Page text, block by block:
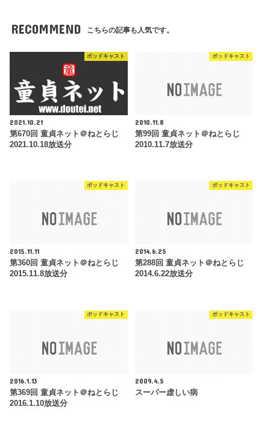
RECOMMEND こちらの記事も人気です。
ポッドキャスト
2021.10.21
第670回 童貞ネット＠ねとらじ
2021.10.18放送分
ポッドキャスト
2010.11.8
第99回 童貞ネット＠ねとらじ
2010.11.7放送分
ポッドキャスト
2015.11.11
第360回 童貞ネット＠ねとらじ
2015.11.8放送分
ポッドキャスト
2014.6.25
第288回 童貞ネット＠ねとらじ
2014.6.22放送分
ポッドキャスト
2016.1.13
第369回 童貞ネット＠ねとらじ
2016.1.10放送分
ポッドキャスト
2009.4.5
スーパー虚しい病